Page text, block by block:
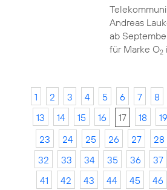
Andreas
ab
für Marke O2
1 2 3 4 5 6 7 8
13
14 15 16 17 18 19
23
24 25 26 27 28
32
33 34 35 36 37
41
42 43 44 45 46